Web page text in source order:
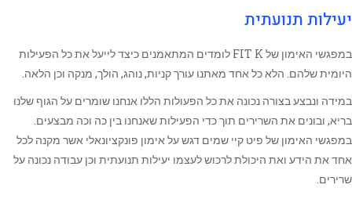
יעילות תנועתית
במפגשי האימון של FIT K לומדים המתאמנים כיצד לייעל את כל הפעילות
היומית שלהם. הלא כל אחד מאתנו עורך קניות, נוהג, הולך, מנקה וכן הלאה.
במידה ונבצע בצורה נכונה את כל הפעולות הללו אנחנו שומרים על הגוף שלנו
בריא, ובונים את השרירים תוך כדי הפעילות שאנחנו בין כה וכה מבצעים.
במפגשי האימון של פיט קיי שמים דגש על אימון פונקציונאלי אשר מקנה לכל
אחד את הידע ואת היכולת לרכוש לעצמו יעילות תנועתית וכן עבודה נכונה על
שרירים.